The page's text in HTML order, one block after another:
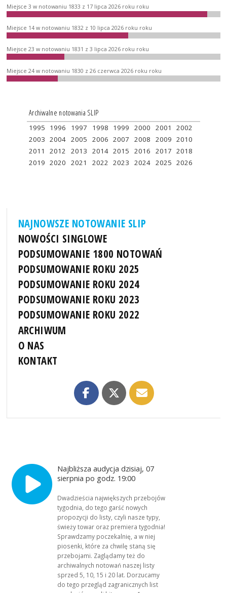
Miejsce 3 w notowaniu 1833 z 17 lipca 2026 roku roku
Miejsce 14 w notowaniu 1832 z 10 lipca 2026 roku roku
Miejsce 23 w notowaniu 1831 z 3 lipca 2026 roku roku
Miejsce 24 w notowaniu 1830 z 26 czerwca 2026 roku roku
Archiwalne notowania SLIP
1995 1996 1997 1998 1999 2000 2001
2002
2003 2004 2005 2006 2007 2008 2009 2010
2011
2012 2013 2014 2015 2016 2017 2018
2019 2020 2021 2022 2023 2024 2025 2026
NAJNOWSZE NOTOWANIE SLIP
NOWOŚCI SINGLOWE
PODSUMOWANIE 1800 NOTOWAŃ
PODSUMOWANIE ROKU 2025
PODSUMOWANIE ROKU 2024
PODSUMOWANIE ROKU 2023
PODSUMOWANIE ROKU 2022
ARCHIWUM
O NAS
KONTAKT
Najbliższa audycja dzisiaj, 07
sierpnia po godz. 19:00
Dwadzieścia największych przebojów
tygodnia, do tego garść nowych
propozycji do listy, czyli nasze typy,
świeży towar oraz premiera tygodnia!
Sprawdzamy poczekalnię, a w niej
piosenki, które za chwilę staną się
przebojami. Zaglądamy też do
archiwalnych notowań naszej listy
sprzed 5, 10, 15 i 20 lat. Dorzucamy
do tego przegląd zagranicznych list